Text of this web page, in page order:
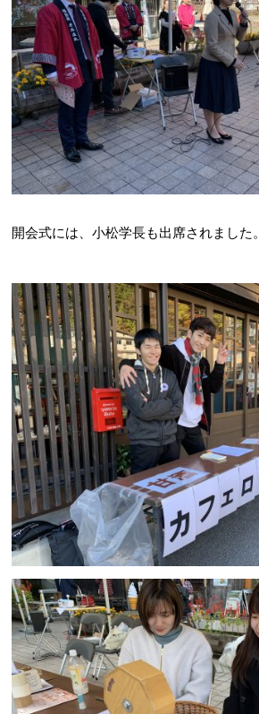
開会式には、小松学長も出席されました。